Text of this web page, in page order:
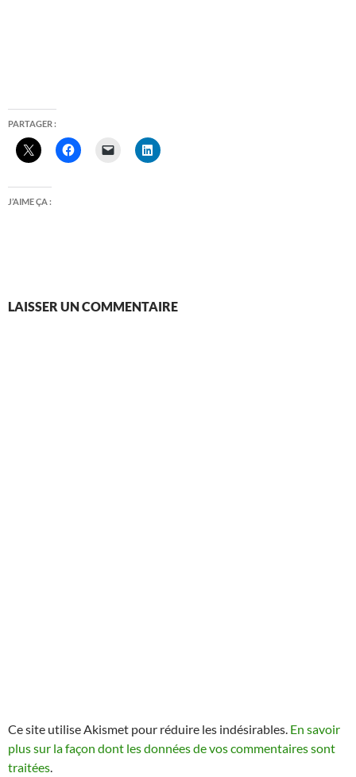
PARTAGER :
J’AIME ÇA :
LAISSER UN COMMENTAIRE
Ce site utilise Akismet pour réduire les indésirables. En savoir
plus sur la façon dont les données de vos commentaires sont
traitées